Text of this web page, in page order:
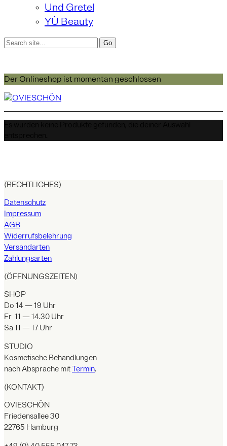
Und Gretel
YÙ Beauty
Der Onlineshop ist momentan geschlossen
(RECHTLICHES)
Datenschutz
Impressum
AGB
Widerrufsbelehrung
Versandarten
Zahlungsarten
(ÖFFNUNGSZEITEN)
SHOP
Do 14 — 19 Uhr
Fr 11 — 14.30 Uhr
Sa 11 — 17 Uhr
STUDIO
Kosmetische Behandlungen
nach Absprache mitTermin.
(KONTAKT)
OVIESCHÖN
Friedensallee 30
22765 Hamburg